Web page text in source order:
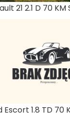
21 2.1 D 70 KM
Escort 1.8 TD 70